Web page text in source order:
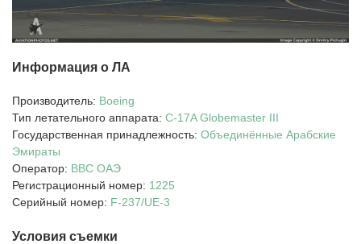
Информация о ЛА
Производитель: Boeing
Тип летательного аппарата: C-17A Globemaster III
Государственная принадлежность: Объединённые Арабские
Эмираты
Оператор: ВВС ОАЭ
Регистрационный номер: 1225
Серийный номер: F-237/UE-3
Условия съемки